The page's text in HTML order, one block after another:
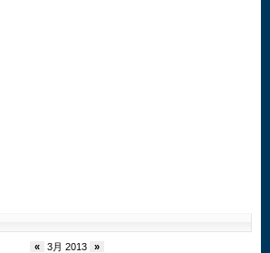
« 3月 2013
»